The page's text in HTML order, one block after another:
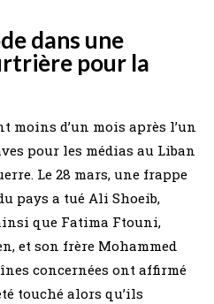
dans une
pour la
moins d’un mois après l’un
pour les médias au Liban
Le 28 mars, une frappe
pays a tué Ali Shoeib,
que Fatima Ftouni,
et son frère Mohammed
concernées ont affirmé
touché alors qu’ils